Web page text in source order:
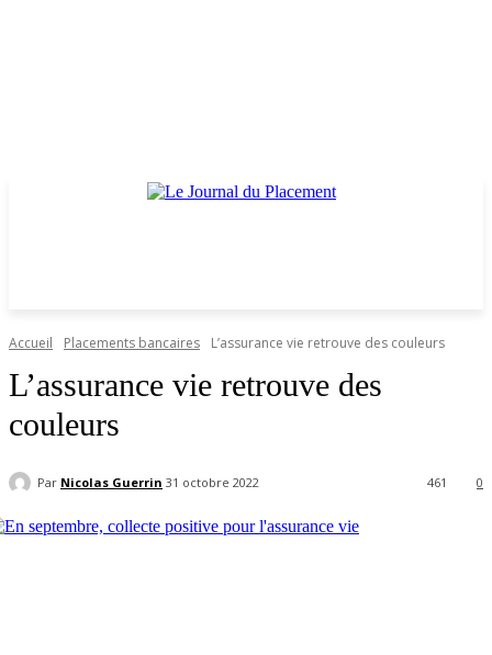
Accueil Placements bancaires L’assurance vie retrouve des couleurs
L’assurance vie retrouve des
couleurs
Par Nicolas Guerrin 31 octobre 2022 0
461